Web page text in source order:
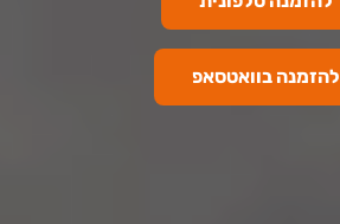
להזמנה בוואטסאפ